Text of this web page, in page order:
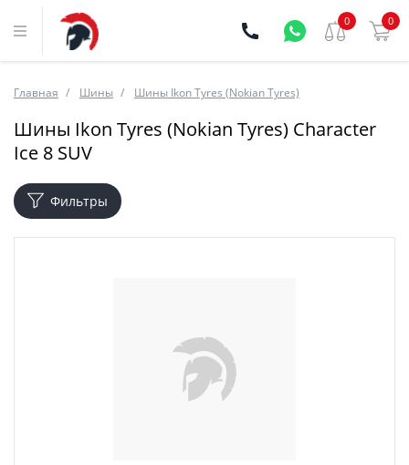
0 0
Главная Шины Шины Ikon Tyres (Nokian Tyres)
Шины Ikon Tyres (Nokian Tyres) Character
Ice 8 SUV
Фильтры